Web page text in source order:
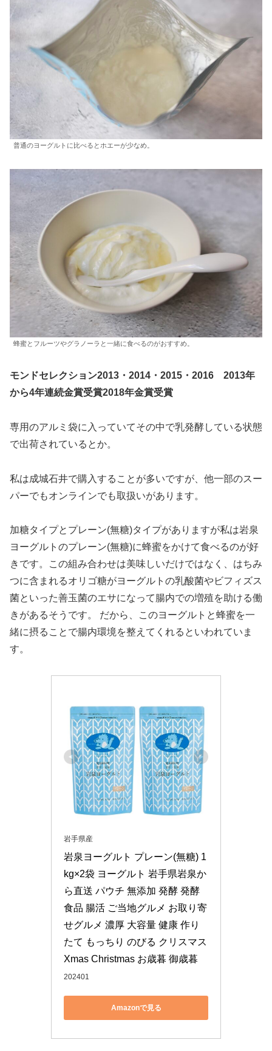
普通のヨーグルトに比べるとホエーが少なめ。
蜂蜜とフルーツやグラノーラと一緒に食べるのがおすすめ。
モンドセレクション2013・2014・2015・2016 2013年
から4年連続金賞受賞2018年金賞受賞
専用のアルミ袋に入っていてその中で乳発酵している状態
で出荷されているとか。
私は成城石井で購入することが多いですが、他一部のスー
パーでもオンラインでも取扱いがあります。
加糖タイプとプレーン(無糖)タイプがありますが私は岩泉
ヨーグルトのプレーン(無糖)に蜂蜜をかけて食べるのが好
きです。この組み合わせは美味しいだけではなく、はちみ
つに含まれるオリゴ糖がヨーグルトの乳酸菌やビフィズス
菌といった善玉菌のエサになって腸内での増殖を助ける働
きがあるそうです。 だから、このヨーグルトと蜂蜜を一
緒に摂ることで腸内環境を整えてくれるといわれていま
す。
岩手県産
岩泉ヨーグルト プレーン(無糖) 1
kg×2袋 ヨーグルト 岩手県岩泉か
ら直送 パウチ 無添加 発酵 発酵
食品 腸活 ご当地グルメ お取り寄
せグルメ 濃厚 大容量 健康 作り
たて もっちり のびる クリスマス
Xmas Christmas お歳暮 御歳暮
202401
Amazonで見る